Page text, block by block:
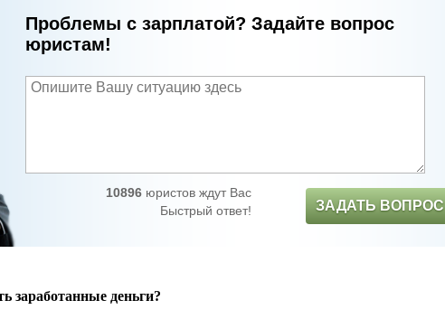
Проблемы с зарплатой? Задайте вопрос
юристам!
10896юристов ждут Вас
Быстрый ответ!
ЗАДАТЬ ВОПРОС
заработанные деньги?